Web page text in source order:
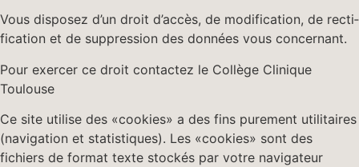
Vous dis­posez d’un droit d’ac­cès, de mod­i­fi­ca­tion, de rec­ti­
fi­ca­tion et de sup­pres­sion des don­nées vous concernant.
Pour exercer ce droit con­tactez le Col­lège Clin­ique
Toulouse
Ce site utilise des «cook­ies» a des fins pure­ment util­i­taires
(nav­i­ga­tion et sta­tis­tiques). Les «cook­ies» sont des
fichiers de for­mat texte stock­és par votre nav­i­ga­teur